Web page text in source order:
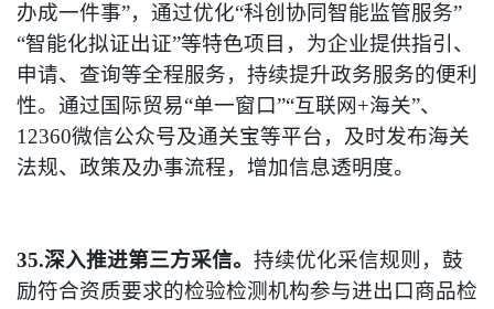
办成一件事”，通过优化“科创协同智能监管服务”
“智能化拟证出证”等特色项目，为企业提供指引、
申请、查询等全程服务，持续提升政务服务的便利
性。通过国际贸易“单一窗口”“互联网+海关”、
12360微信公众号及通关宝等平台，及时发布海关
法规、政策及办事流程，增加信息透明度。
35.深入推进第三方采信。 持续优化采信规则，鼓
励符合资质要求的检验检测机构参与进出口商品检